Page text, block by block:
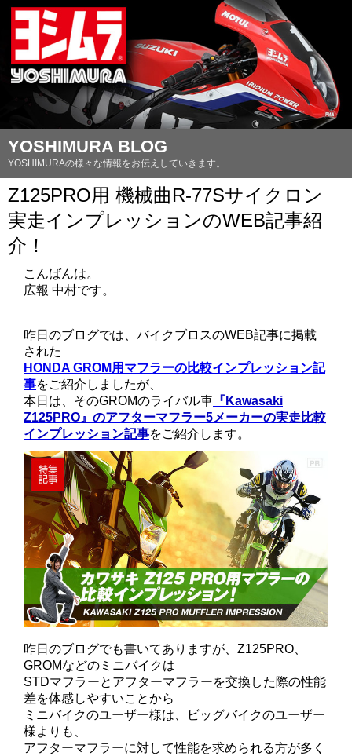
YOSHIMURA BLOG
YOSHIMURAの様々な情報をお伝えしていきます。
Z125PRO用 機械曲R-77Sサイクロン
実走インプレッションのWEB記事紹
介！
こんばんは。
広報 中村です。
昨日のブログでは、バイクブロスのWEB記事に掲載
された
HONDA GROM用マフラーの比較インプレッション記
事をご紹介しましたが、
本日は、そのGROMのライバル車 『Kawasaki
Z125PRO』のアフターマフラー5メーカーの実走比較
インプレッション記事をご紹介します。
昨日のブログでも書いてありますが、Z125PRO、
GROMなどのミニバイクは
STDマフラーとアフターマフラーを交換した際の性能
差を体感しやすいことから
ミニバイクのユーザー様は、ビッグバイクのユーザー
様よりも、
アフターマフラーに対して性能を求められる方が多く